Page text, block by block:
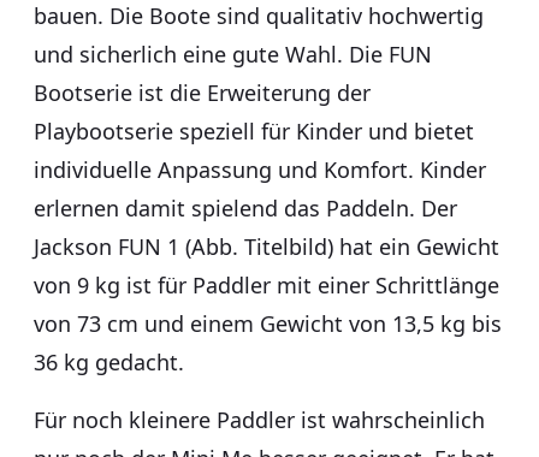
bauen. Die Boote sind qualitativ hochwertig
und sicherlich eine gute Wahl. Die FUN
Bootserie ist die Erweiterung der
Playbootserie speziell für Kinder und bietet
individuelle Anpassung und Komfort. Kinder
erlernen damit spielend das Paddeln. Der
Jackson FUN 1 (Abb. Titelbild) hat ein Gewicht
von 9 kg ist für Paddler mit einer Schrittlänge
von 73 cm und einem Gewicht von 13,5 kg bis
36 kg gedacht.
Für noch kleinere Paddler ist wahrscheinlich